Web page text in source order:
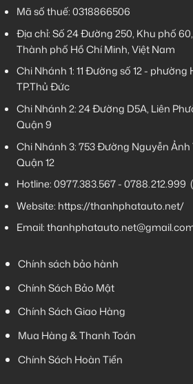
Mã số thuế: 0318866506
Địa chỉ: Số 24 Đường 250, Khu phố
Thành phố Hồ Chí Minh, Việt Nam
Chi Nhánh 1:11 Đường số 12 -
TP.Thủ Đức
Chi Nhánh 2:24 Đường D5A, Liên
Quận 9
Chi Nhánh 3:753 Đường Nguyễn Ảnh
Quận 12
Hotline:0977.383.567-0788.212.999
Website: https://thanhphatauto.net/
Email:
Chính sách bảo hành
Chính Sách Bảo Mật
Chính Sách Giao Hàng
Mua Hàng & Thanh Toán
Chính Sách Hoàn Tiền